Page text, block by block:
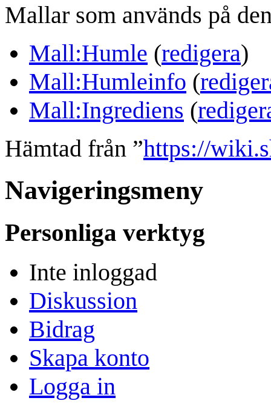
Mallar som används på
Mall:Humle (redigera)
Mall:Humleinfo (
Mall:Ingrediens (
Hämtad från ”https://
Navigeringsmeny
Personliga verktyg
Inte inloggad
Diskussion
Bidrag
Skapa konto
Logga in